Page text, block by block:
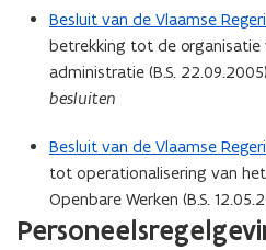
u
w
v
e
s
t
e
r
n
n
i
e
w
v
e
n
Besluit van de Vlaamse
(
b
e
s
a
n
d
o
betrekking tot de organisatie
administratie (B.S. 22.09.2005)
besluiten
Besluit van de Vlaamse
(
b
e
s
tot operationalisering van
Openbare Werken (B.S.